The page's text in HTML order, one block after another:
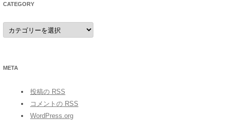
CATEGORY
category
META
投稿の RSS
コメントの RSS
WordPress.org